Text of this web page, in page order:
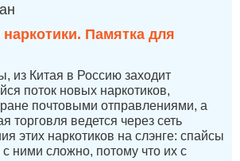
Памятка для
из Китая в Россию заходит
поток новых наркотиков,
почтовыми отправлениями, а
торговля ведется через сеть
этих наркотиков на слэнге: спайсы
ними сложно, потому что их с